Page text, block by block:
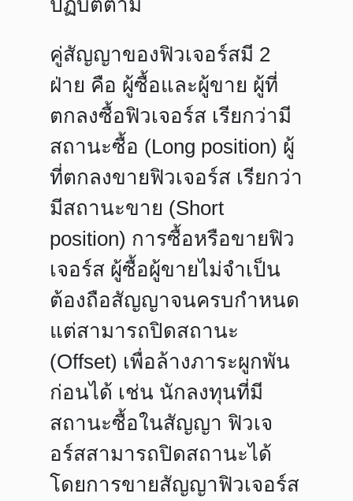
ปฏิบัติตาม
คู่สัญญาของฟิวเจอร์สมี 2
ฝ่าย คือ ผู้ซื้อและผู้ขาย ผู้ที่
ตกลงซื้อฟิวเจอร์ส เรียกว่ามี
สถานะซื้อ (Long position) ผู้
ที่ตกลงขายฟิวเจอร์ส เรียกว่า
มีสถานะขาย (Short
position) การซื้อหรือขายฟิว
เจอร์ส ผู้ซื้อผู้ขายไม่จำเป็น
ต้องถือสัญญาจนครบกำหนด
แต่สามารถปิดสถานะ
(Offset) เพื่อล้างภาระผูกพัน
ก่อนได้ เช่น นักลงทุนที่มี
สถานะซื้อในสัญญา ฟิวเจ
อร์สสามารถปิดสถานะได้
โดยการขายสัญญาฟิวเจอร์ส